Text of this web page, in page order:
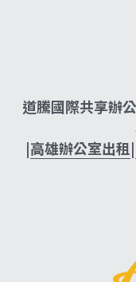
|高雄辦公室出租|